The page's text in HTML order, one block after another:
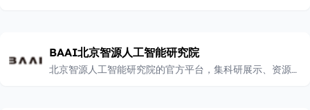
BAAI北京智源人工智能研究院
北京智源人工智能研究院的官方平台，集科研展示、资源共